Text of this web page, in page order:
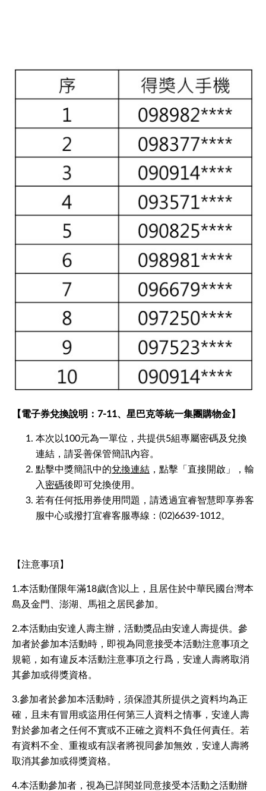
【電子券兌換說明：7-11、星巴克等統一集團購物金】
本次以100元為一單位，共提供5組專屬密碼及兌換
連結，請妥善保管簡訊內容。
點擊中獎簡訊中的兌換連結 ，點擊「直接開啟」，輸
入 密碼後即可兌換使用。
若有任何抵用券使用問題，請透過宜睿智慧即享券客
服中心或撥打宜睿客服專線：(02)6639-1012。
【注意事項】
1.本活動僅限年滿18歲(含)以上，且居住於中華民國台灣本
島及金門、澎湖、馬祖之居民參加。
2.本活動由安達人壽主辦，活動獎品由安達人壽提供。參
加者於參加本活動時，即視為同意接受本活動注意事項之
規範，如有違反本活動注意事項之行爲，安達人壽將取消
其參加或得獎資格。
3.參加者於參加本活動時，須保證其所提供之資料均為正
確，且未有冒用或盜用任何第三人資料之情事，安達人壽
對於參加者之任何不實或不正確之資料不負任何責任。若
有資料不全、重複或有誤者將視同參加無效，安達人壽將
取消其參加或得獎資格。
4.本活動參加者，視為已詳閱並同意接受本活動之活動辦